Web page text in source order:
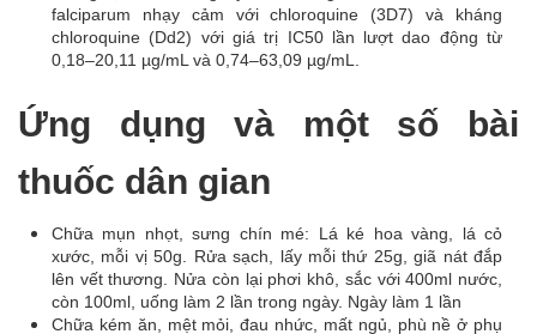
falciparum nhạy cảm với chloroquine (3D7) và kháng
chloroquine (Dd2) với giá trị IC50 lần lượt dao động từ
0,18–20,11 µg/mL và 0,74–63,09 µg/mL.
Ứng dụng và một số bài
thuốc dân gian
Chữa mụn nhọt, sưng chín mé: Lá ké hoa vàng, lá cỏ
xước, mỗi vị 50g. Rửa sạch, lấy mỗi thứ 25g, giã nát đắp
lên vết thương. Nửa còn lại phơi khô, sắc với 400ml nước,
còn 100ml, uống làm 2 lần trong ngày. Ngày làm 1 lần
Chữa kém ăn, mệt mỏi, đau nhức, mất ngủ, phù nề ở phụ